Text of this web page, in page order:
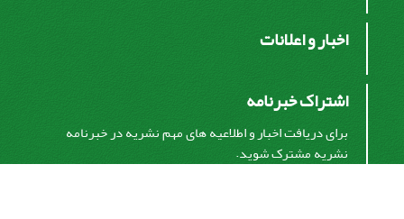
اخبار و اعلانات
اشتراک خبرنامه
برای دریافت اخبار و اطلاعیه های مهم نشریه در خبرنامه
نشریه مشترک شوید.